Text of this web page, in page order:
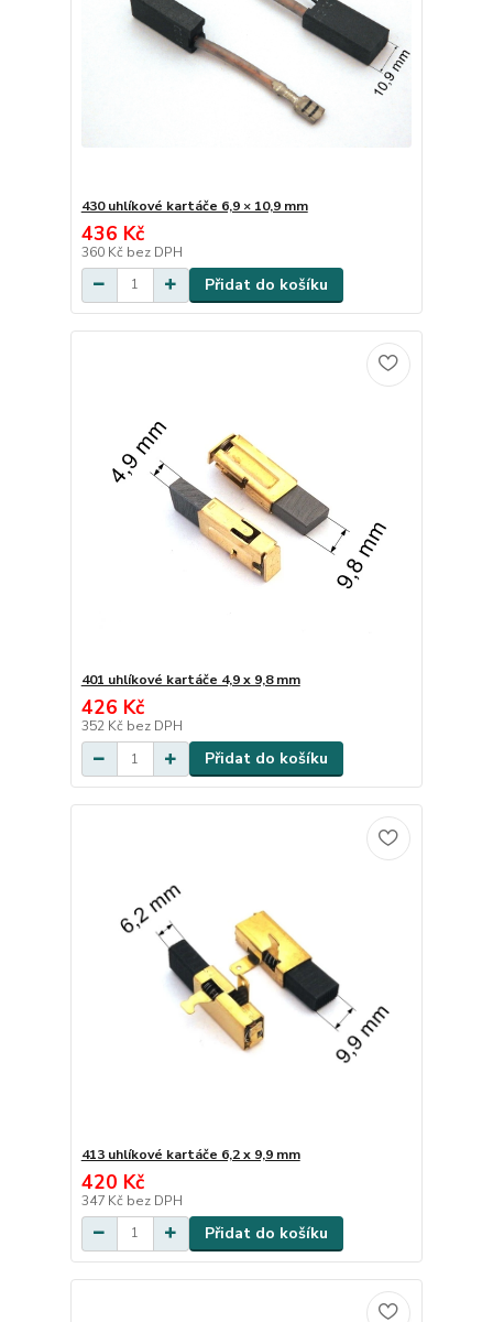
430 uhlíkové kartáče 6,9 × 10,9 mm
436 Kč
360 Kč bez DPH
Přidat do košíku
401 uhlíkové kartáče 4,9 x 9,8 mm
426 Kč
352 Kč bez DPH
Přidat do košíku
413 uhlíkové kartáče 6,2 x 9,9 mm
420 Kč
347 Kč bez DPH
Přidat do košíku